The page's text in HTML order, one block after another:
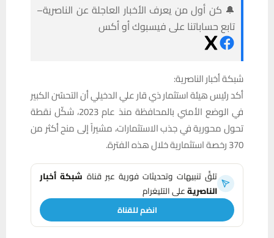
🔔 كن أول من يعرف الأخبار العاجلة عن الناصرية–
تابع حساباتنا على فيسبوك أو أكس
شبكة أخبار الناصرية:
أكد رئيس هيئة استثمار ذي قار علي الدخيلي أن التحسّن الكبير
في الوضع الأمني بالمحافظة منذ عام 2023، شكّل نقطة
تحول محورية في جذب الاستثمارات، مشيراً إلى منح أكثر من
370 رخصة استثمارية خلال هذه الفترة.
تلقَّ تنبيهات وتحديثات فورية عبر قناة شبكة أخبار
الناصريةعلى التليغرام
انضم للقناة